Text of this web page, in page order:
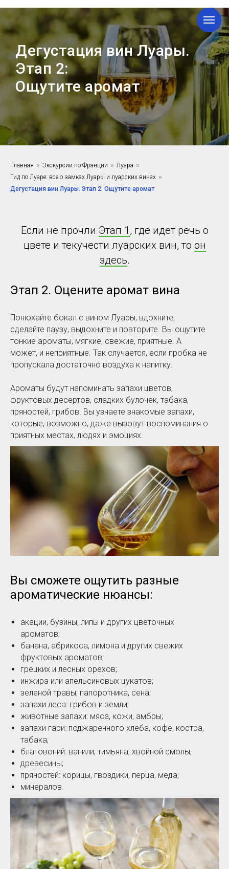
Дегустация вин Луары.
Этап 2:
Ощутите аромат
Главная » Экскурсии по Франции » Луара »
Гид по Луаре: все о замках Луары и луарских винах »
Дегустация вин Луары. Этап 2: Ощутите аромат
Если не прочли Этап 1 , где идет речь о
цвете и текучести луарских вин, то он
здесь.
Этап 2. Оцените аромат вина
Понюхайте бокал с вином Луары, вдохните,
сделайте паузу, выдохните и повторите. Вы ощутите
тонкие ароматы, мягкие, свежие, приятные. А
может, и неприятные. Так случается, если пробка не
пропускала достаточно воздуха к напитку.
Ароматы будут напоминать запахи цветов,
фруктовых десертов, сладких булочек, табака,
пряностей, грибов. Вы узнаете знакомые запахи,
которые, возможно, даже вызовут воспоминания о
приятных местах, людях и эмоциях.
Вы сможете ощутить разные
ароматические нюансы:
акации, бузины, липы и других цветочных
ароматов;
банана, абрикоса, лимона и других свежих
фруктовых ароматов;
грецких и лесных орехов;
инжира или апельсиновых цукатов;
зеленой травы, папоротника, сена;
запахи леса: грибов и земли;
животные запахи: мяса, кожи, амбры;
запахи гари: поджаренного хлеба, кофе, костра,
табака;
благовоний: ванили, тимьяна, хвойной смолы;
древесины;
пряностей: корицы, гвоздики, перца, меда;
минералов.